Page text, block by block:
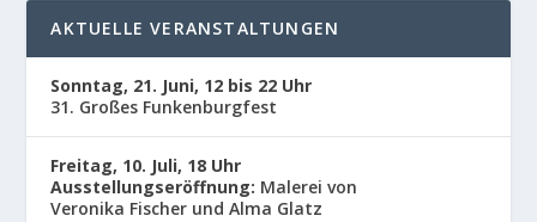
AKTUELLE VERANSTALTUNGEN
Sonntag, 21. Juni, 12 bis 22 Uhr
31. Großes Funkenburgfest
Freitag, 10. Juli, 18 Uhr
Ausstellungseröffnung: Malerei von
Veronika Fischer und Alma Glatz